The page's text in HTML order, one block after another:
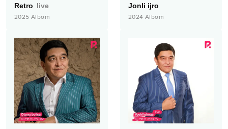
Retro live
2025 Albom
Jonli ijro
2024 Albom